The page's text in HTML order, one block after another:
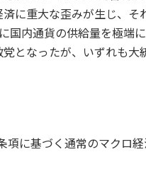
に重大な歪みが生じ、
内通貨の供給量を極端
となったが、いずれも大
に基づく通常のマクロ